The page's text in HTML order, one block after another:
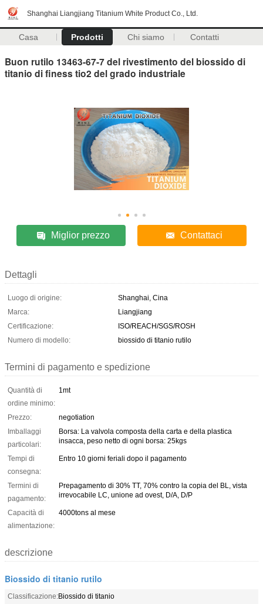
Shanghai Liangjiang Titanium White Product Co., Ltd.
Casa Prodotti Chi siamo Contatti
Buon rutilo 13463-67-7 del rivestimento del biossido di
titanio di finess tio2 del grado industriale
Miglior prezzo Contattaci
Dettagli
Luogo di origine:
Shanghai, Cina
Marca:
Liangjiang
Certificazione:
ISO/REACH/SGS/ROSH
Numero di modello:
biossido di titanio rutilo
Termini di pagamento e spedizione
Quantità di
ordine minimo:
1mt
Prezzo:
negotiation
Imballaggi
particolari:
Borsa: La valvola composta della carta e della plastica
insacca, peso netto di ogni borsa: 25kgs
Tempi di
consegna:
Entro 10 giorni feriali dopo il pagamento
Termini di
pagamento:
Prepagamento di 30% TT, 70% contro la copia del BL, vista
irrevocabile LC, unione ad ovest, D/A, D/P
Capacità di
alimentazione:
4000tons al mese
descrizione
Biossido di titanio rutilo
Classificazione:Biossido di titanio